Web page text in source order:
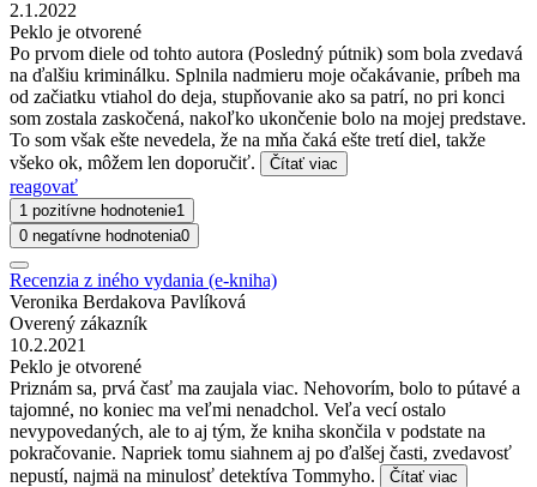
2.1.2022
Peklo je otvorené
Po prvom diele od tohto autora (Posledný pútnik) som bola zvedavá
na ďalšiu kriminálku. Splnila nadmieru moje očakávanie, príbeh ma
od začiatku vtiahol do deja, stupňovanie ako sa patrí, no pri konci
som zostala zaskočená, nakoľko ukončenie bolo na mojej predstave.
To som však ešte nevedela, že na mňa čaká ešte tretí diel, takže
všeko ok, môžem len doporučiť.
Čítať viac
reagovať
1 pozitívne hodnotenie1
0 negatívne hodnotenia0
Recenzia z iného vydania (e-kniha)
Veronika Berdakova Pavlíková
Overený zákazník
10.2.2021
Peklo je otvorené
Priznám sa, prvá časť ma zaujala viac. Nehovorím, bolo to pútavé a
tajomné, no koniec ma veľmi nenadchol. Veľa vecí ostalo
nevypovedaných, ale to aj tým, že kniha skončila v podstate na
pokračovanie. Napriek tomu siahnem aj po ďalšej časti, zvedavosť
nepustí, najmä na minulosť detektíva Tommyho.
Čítať viac